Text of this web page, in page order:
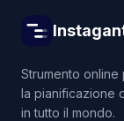
Strumento
la pianificazione
in tutto il mondo.